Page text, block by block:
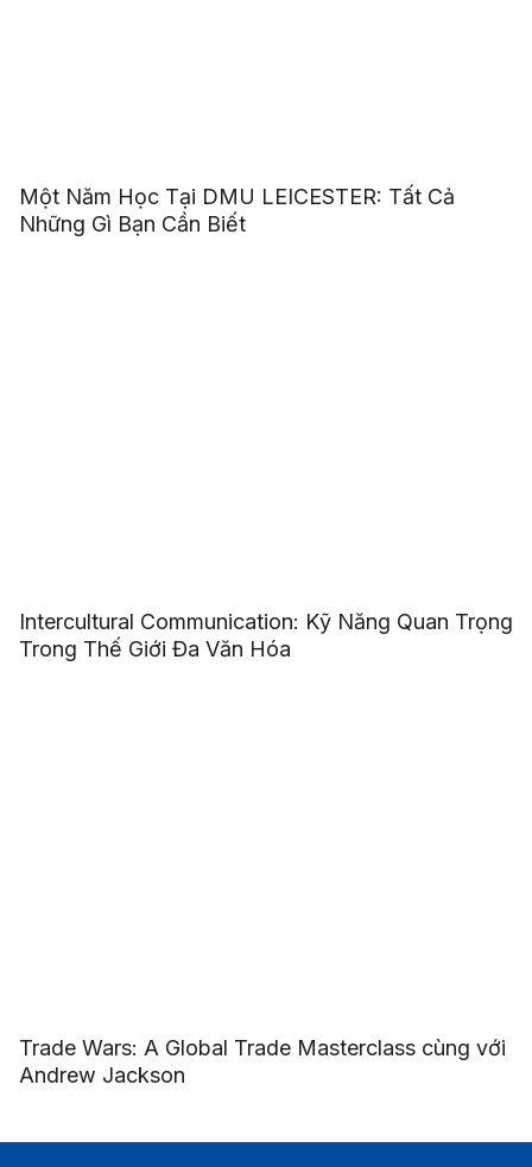
Một Năm Học Tại DMU LEICESTER: Tất Cả
Những Gì Bạn Cần Biết
Intercultural Communication: Kỹ Năng Quan Trọng
Trong Thế Giới Đa Văn Hóa
Trade Wars: A Global Trade Masterclass cùng với
Andrew Jackson